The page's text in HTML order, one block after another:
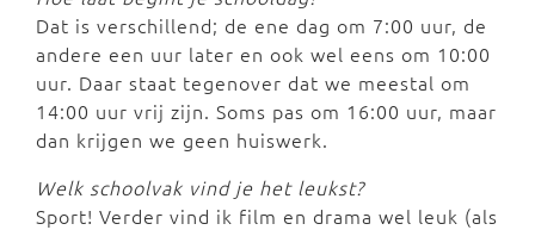
Dat is verschillend; de ene dag om 7:00 uur, de
andere een uur later en ook wel eens om 10:00
uur. Daar staat tegenover dat we meestal om
14:00 uur vrij zijn. Soms pas om 16:00 uur, maar
dan krijgen we geen huiswerk.
Welk schoolvak vind je het leukst?
Sport! Verder vind ik film en drama wel leuk (als